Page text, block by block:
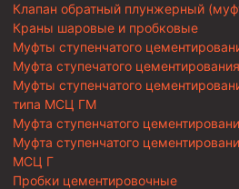
Клапан обратный плунжерный
Краны шаровые и пробковые
Муфты ступенчатого
Муфта ступечатого
Муфты ступенчатого
типа МСЦ ГМ
Муфта ступенчатого
Муфта ступенчатого
МСЦ Г
Пробки цементировочные